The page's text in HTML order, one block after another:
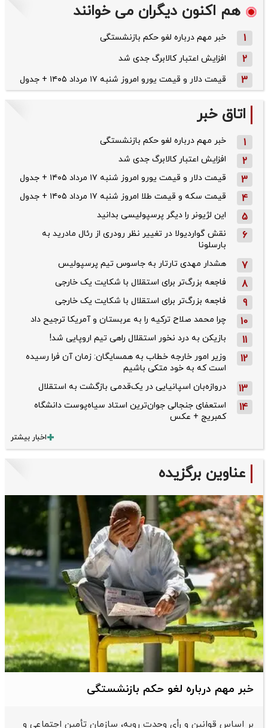
هم اکنون دیگران می خوانند
1 خبر مهم درباره لغو حکم بازنشستگی
2 افزایش اعتبار کالابرگ جدی شد
3 قیمت دلار و قیمت یورو امروز شنبه ۱۷ مرداد ۱۴۰۵ + جدول
اتاق خبر
1 خبر مهم درباره لغو حکم بازنشستگی
2 افزایش اعتبار کالابرگ جدی شد
3 قیمت دلار و قیمت یورو امروز شنبه ۱۷ مرداد ۱۴۰۵ + جدول
4 قیمت سکه و قیمت طلا امروز شنبه ۱۷ مرداد ۱۴۰۵ + جدول
5 این لژیونر را دیگر پرسپولیسی بدانید
6
نقش گواردیولا در تغییر نظر رودری از رئال مادرید به
بارسلونا
7 هشدار مهدی تارتار به جاسوس تیم پرسپولیس
8 فاجعه بزرگ‌تر برای استقلال با شکایت یک خارجی
9 فاجعه بزرگ‌تر برای استقلال با شکایت یک خارجی
10 چرا محمد صلاح ترکیه را به عربستان و آمریکا ترجیح داد
11 بازیکن به درد نخور استقلال راهی تیم اروپایی شد!
12
وزیر امور خارجه خطاب به همسایگان: زمان آن فرا رسیده
است که به خود متکی باشیم
13 دروازه‌بان اسپانیایی در یک‌قدمی بازگشت به استقلال
14
استعفای جنجالی جوان‌ترین استاد سیاه‌پوست دانشگاه
کمبریج + عکس
اخبار بیشتر
عناوین برگزیده
خبر مهم درباره لغو حکم بازنشستگی
بر اساس قوانین و رأی وحدت رویه، سازمان تأمین اجتماعی و